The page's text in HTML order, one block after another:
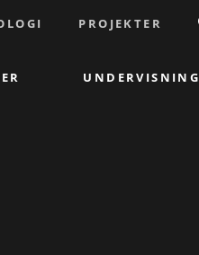
PROJEKTER
UNDERVISNING